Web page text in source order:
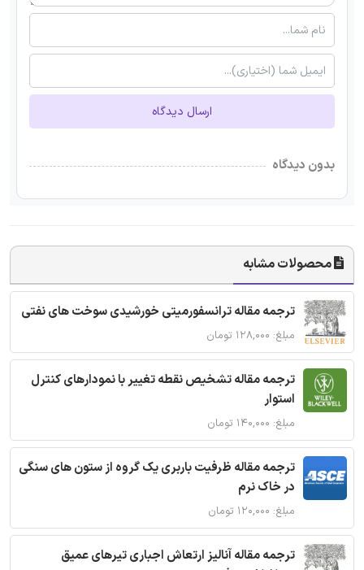
ارسال دیدگاه
بدون دیدگاه
محصولات مشابه
ترجمه مقاله ترانسفورمیتی خورشیدی سوخت های نفتی
مبلغ: ۱۲۸,۰۰۰ تومان
ترجمه مقاله تشخیص نقطه تغییر با نمودارهای کنترل
استوار
مبلغ: ۱۴۰,۰۰۰ تومان
ترجمه مقاله ظرفیت باربری یک گروه از ستون های سنگی
در خاک نرم
مبلغ: ۱۲۰,۰۰۰ تومان
ترجمه مقاله آنالیز ارتعاش اجباری تیرهای عمیق